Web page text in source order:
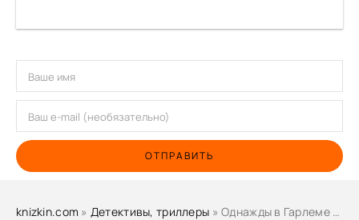
ОТПРАВИТЬ
knizkin.com » Детективы, триллеры » Однажды в Гарлеме - Колсон Уайтхед